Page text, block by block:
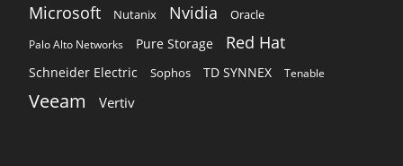
Microsoft Nutanix Nvidia Oracle
Palo Alto Networks Pure Storage Red Hat
Schneider Electric Sophos TD SYNNEX Tenable
Veeam Vertiv